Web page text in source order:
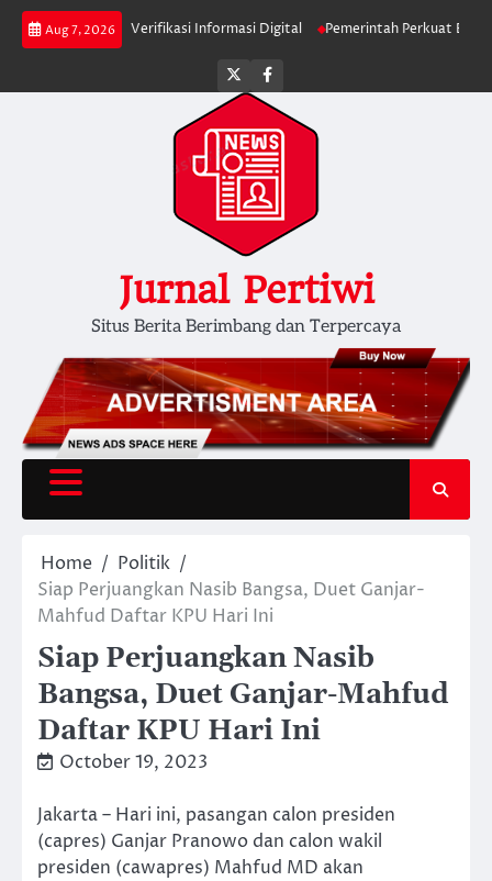
Skip
Aug 7, 2026
Diminta Verifikasi Informasi Digital Pemerintah Perkuat Ekosistem
Twitterfacebook
Jurnal Pertiwi
Situs Berita Berimbang dan Terpercaya
Home
Politik
Siap Perjuangkan Nasib Bangsa, Duet Ganjar-
Mahfud Daftar KPU Hari Ini
Siap Perjuangkan Nasib
Bangsa, Duet Ganjar-Mahfud
Daftar KPU Hari Ini
October 19, 2023
Jakarta – Hari ini, pasangan calon presiden
(capres) Ganjar Pranowo dan calon wakil
presiden (cawapres) Mahfud MD akan